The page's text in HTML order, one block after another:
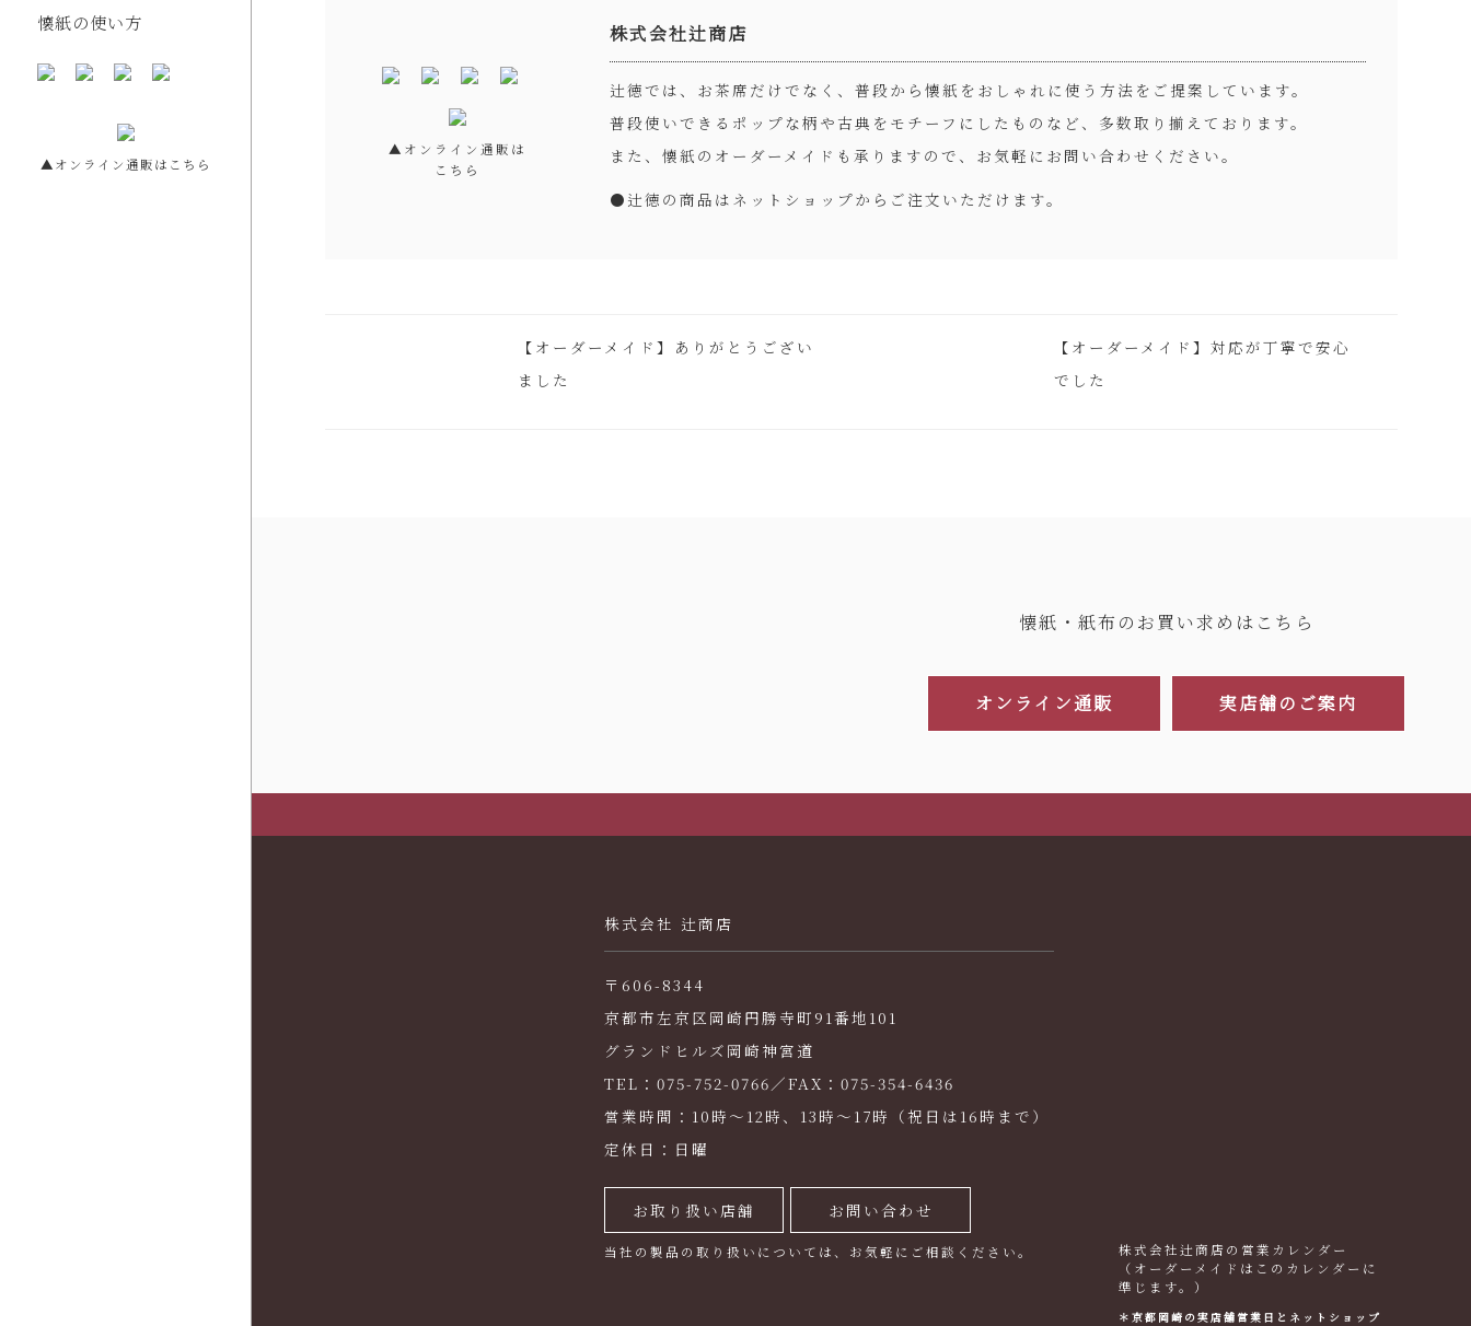
懐紙の使い方
▲オンライン通販はこちら
▲オンライン通販は
こちら
株式会社辻商店
辻徳では、お茶席だけでなく、普段から懐紙をおしゃれに使う方法をご提案しています。
普段使いできるポップな柄や古典をモチーフにしたものなど、多数取り揃えております。
また、懐紙のオーダーメイドも承りますので、お気軽にお問い合わせください。
● 辻徳の商品はネットショップからご注文いただけます。
【オーダーメイド】ありがとうござい
ました
【オーダーメイド】対応が丁寧で安心
でした
懐紙・紙布のお買い求めはこちら
オンライン通販 実店舗のご案内
株式会社 辻商店
〒606-8344
京都市左京区岡崎円勝寺町91番地101
グランドヒルズ岡崎神宮道
TEL：075-752-0766／FAX：075-354-6436
営業時間：10時～12時、13時～17時（祝日は16時まで）
定休日：日曜
お取り扱い店舗 お問い合わせ
当社の製品の取り扱いについては、お気軽にご相談ください。
株式会社辻商店の営業カレンダー
（オーダーメイドはこのカレンダーに
準じます。）
＊京都岡崎の実店舗営業日とネットショップ